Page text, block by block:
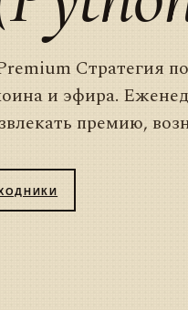
Стратегия
и эфира.
премию,